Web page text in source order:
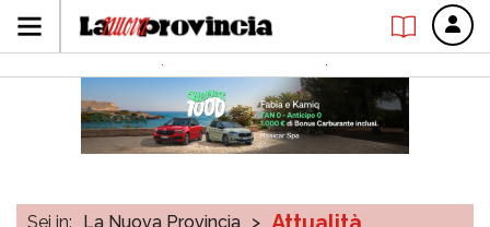
Sei in: La Nuova Provincia >